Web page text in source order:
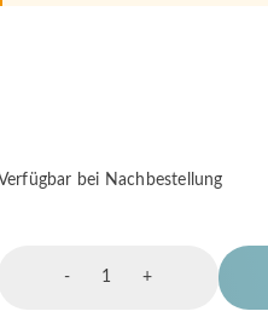
bei Nachbestellung
-
Wandgerät
+